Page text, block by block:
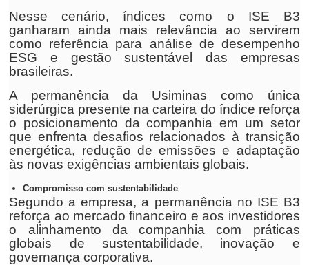
Nesse cenário, índices como o ISE B3
ganharam ainda mais relevância ao servirem
como referência para análise de desempenho
ESG e gestão sustentável das empresas
brasileiras.
A permanência da Usiminas como única
siderúrgica presente na carteira do índice reforça
o posicionamento da companhia em um setor
que enfrenta desafios relacionados à transição
energética, redução de emissões e adaptação
às novas exigências ambientais globais.
Compromisso com sustentabilidade
Segundo a empresa, a permanência no ISE B3
reforça ao mercado financeiro e aos investidores
o alinhamento da companhia com práticas
globais de sustentabilidade, inovação e
governança corporativa.